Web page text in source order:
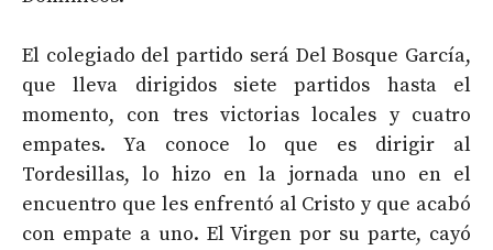
El colegiado del partido será Del Bosque García,
que lleva dirigidos siete partidos hasta el
momento, con tres victorias locales y cuatro
empates. Ya conoce lo que es dirigir al
Tordesillas, lo hizo en la jornada uno en el
encuentro que les enfrentó al Cristo y que acabó
con empate a uno. El Virgen por su parte, cayó